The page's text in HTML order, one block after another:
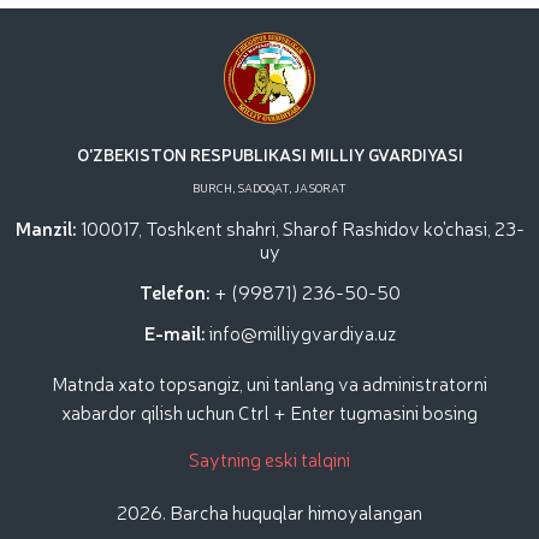
gvardiya Temurbeklar maktabi o‘quvchilari bilan
“Dronlardan foydalanish va ularning texnik
xususiyatlari” mavzusida ko‘rgazmali mashg‘ulot
tashkil etildi / / Milliy gvardiya Toshkent mintaqaviy
o‘quv markazida "Obyektlarni qo‘riqlash tizimida
uchuvchisiz uchadigan apparatlarini qo‘llash
seminari o‘tkazildi / / Muborak Ramazon oyi Taroveh
namozlari o‘qilishi vaqtida jamoat tartibi hamda
fuqarolar xavfsizligi taʼminlanad / / O‘zbekiston
Respublikasi Prezidentining "Ikkinchi jahon urushi
qatnashchilarini rag‘batlantirish to‘g‘risida"gi
O'ZBEKISTON RESPUBLIKASI MILLIY GVARDIYASI
BURCH, SADOQAT, JASORAT
Manzil: 100017, Toshkent shahri, Sharof Rashidov ko'chasi, 23-
uy
Telefon: + (99871) 236-50-50
E-mail:info@milliygvardiya.uz
Matnda xato topsangiz, uni tanlang va administratorni
xabardor qilish uchun Ctrl + Enter tugmasini bosing
Saytning eski talqini
2026. Barcha huquqlar himoyalangan